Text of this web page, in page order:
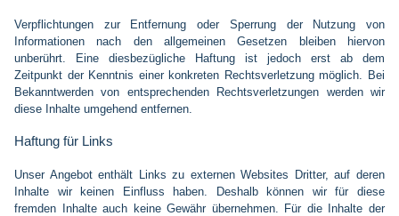
Verpflichtungen zur Entfernung oder Sperrung der Nutzung von
Informationen nach den allgemeinen Gesetzen bleiben hiervon
unberührt. Eine diesbezügliche Haftung ist jedoch erst ab dem
Zeitpunkt der Kenntnis einer konkreten Rechtsverletzung möglich. Bei
Bekanntwerden von entsprechenden Rechtsverletzungen werden wir
diese Inhalte umgehend entfernen.
Haftung für Links
Unser Angebot enthält Links zu externen Websites Dritter, auf deren
Inhalte wir keinen Einfluss haben. Deshalb können wir für diese
fremden Inhalte auch keine Gewähr übernehmen. Für die Inhalte der